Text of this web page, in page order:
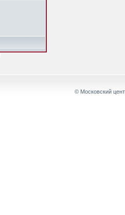
© Московский